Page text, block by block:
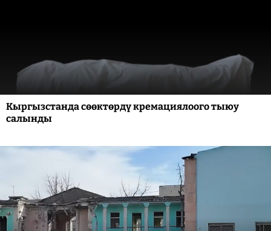
Кыргызстанда сөөктөрдү кремациялоого тыюу
салынды